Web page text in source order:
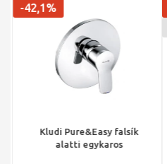
Kludi Pure&Easy falsík
alatti egykaros
-42,1%